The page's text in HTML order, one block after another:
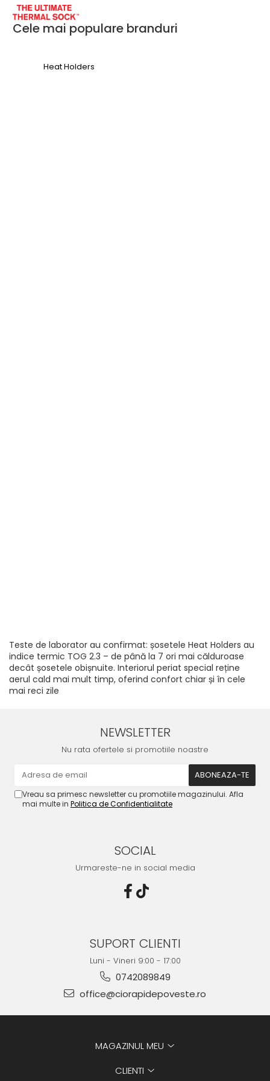
Cele mai populare branduri
Heat Holders
Teste de laborator au confirmat: șosetele Heat Holders au
indice termic TOG 2.3 – de până la 7 ori mai călduroase
decât șosetele obișnuite. Interiorul periat special reține
aerul cald mai mult timp, oferind confort chiar și în cele
mai reci zile
NEWSLETTER
Nu rata ofertele si promotiile noastre
Vreau sa primesc newsletter cu promotiile magazinului. Afla
mai multe in Politica de Confidentialitate
SOCIAL
Urmareste-ne in social media
SUPORT CLIENTI
Luni - Vineri 9:00 - 17:00
0742089849
office@ciorapidepoveste.ro
MAGAZINUL MEU
CLIENTI